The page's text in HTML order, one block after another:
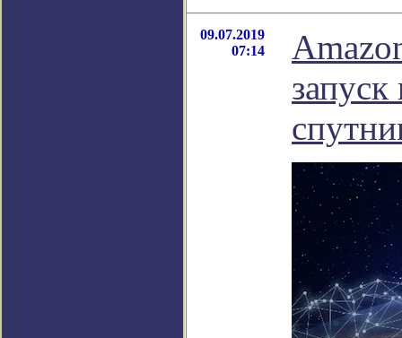
09.07.2019
07:14